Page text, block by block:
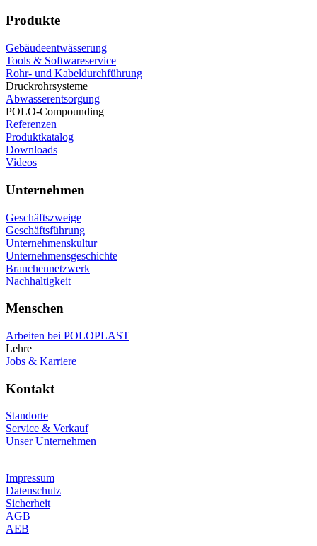
Produkte
Gebäudeentwässerung
Tools & Softwareservice
Rohr- und Kabeldurchführung
Druckrohrsysteme
Abwasserentsorgung
POLO-Compounding
Referenzen
Produktkatalog
Downloads
Videos
Unternehmen
Geschäftszweige
Geschäftsführung
Unternehmenskultur
Unternehmensgeschichte
Branchennetzwerk
Nachhaltigkeit
Menschen
Arbeiten bei POLOPLAST
Lehre
Jobs & Karriere
Kontakt
Standorte
Service & Verkauf
Unser Unternehmen
Impressum
Datenschutz
Sicherheit
AGB
AEB